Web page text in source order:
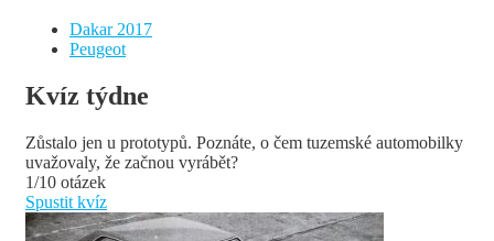
Dakar 2017
Peugeot
Kvíz týdne
Zůstalo jen u prototypů. Poznáte, o čem tuzemské automobilky
uvažovaly, že začnou vyrábět?
1/10 otázek
Spustit kvíz